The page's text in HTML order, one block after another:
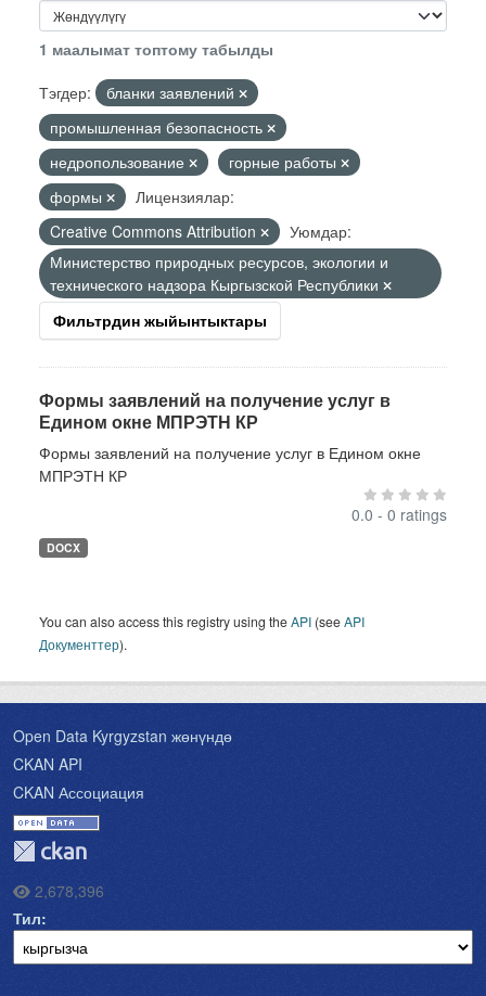
1 маалымат топтому табылды
Тэгдер:
бланки заявлений
промышленная безопасность
недропользование
горные работы
формы
Лицензиялар:
Creative Commons Attribution
Уюмдар:
Министерство природных ресурсов, экологии и
технического надзора Кыргызской Республики
Фильтрдин жыйынтыктары
Формы заявлений на получение услуг в
Едином окне МПРЭТН КР
Формы заявлений на получение услуг в Едином окне
МПРЭТН КР
0.0 - 0 ratings
DOCX
You can also access this registry using theAPI (seeAPI
Документтер).
Open Data Kyrgyzstan жөнүндө
CKAN API
CKAN Ассоциация
2,678,396
Тил